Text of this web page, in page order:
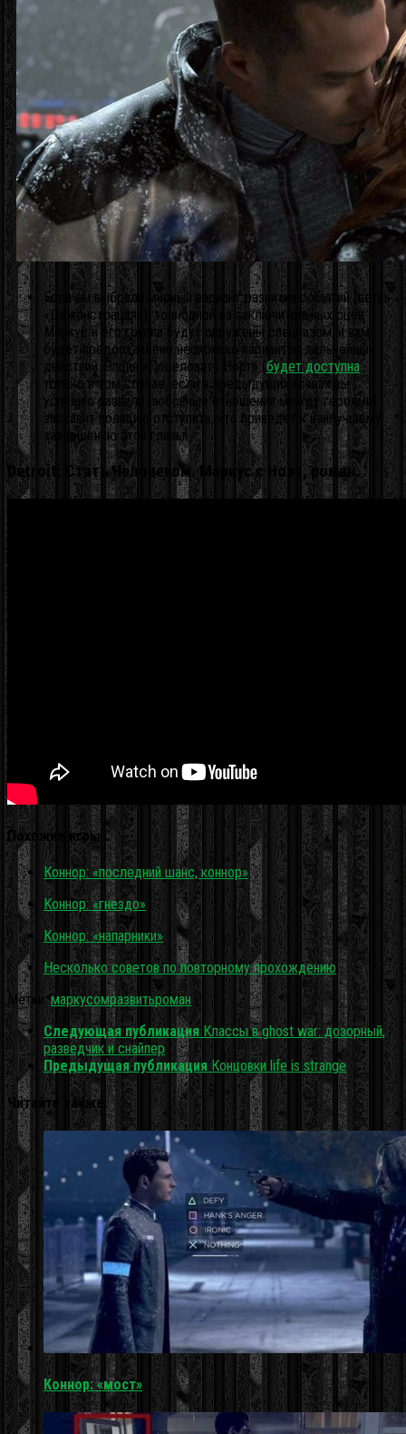
Если вы выбрали мирный вариант развития событий (ветвь
«Демонстрация»), то в одной из заключительных сцен
Маркус и его группа будут окружены спецназом, и вам
будет предоставлено несколько вариантов дальнейших
действий. Опция «Поцеловать Норт» (будет доступна
только в том случае, если в предыдущих главах вы
успешно развили любовные отношения между героями)
заставит полицию отступить, что приведет к наилучшему
завершению этой главы.
Detroit: Стать Человеком. Маркус с Норт, роман.
Похожие игры…
Коннор: «последний шанс, коннор»
Коннор: «гнездо»
Коннор: «напарники»
Несколько советов по повторному прохождению
Метки: маркусомразвитьроман
Следующая публикация Классы в ghost war: дозорный,
разведчик и снайпер
Предыдущая публикация Концовки life is strange
Читайте также:
Коннор: «мост»